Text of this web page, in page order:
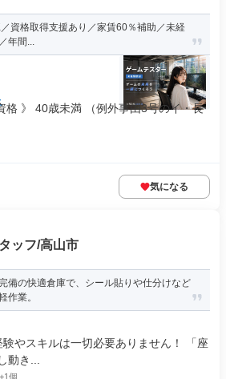
資格取得支援あり／家賃60％補助／未経
年間...
格 》 40歳未満 （例外事由3号のイ・長
気になる
ッフ/高山市
備の快適倉庫で、シール貼りや仕分けなど
作業。
やスキルは一切必要ありません！ 「座
動き...
+1個